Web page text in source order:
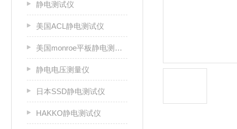
静电测试仪
美国ACL静电测试仪
美国monroe平板静电测试仪
静电电压测量仪
日本SSD静电测试仪
HAKKO静电测试仪